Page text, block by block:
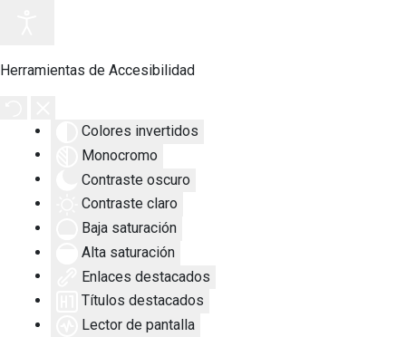
Herramientas de Accesibilidad
Colores invertidos
Monocromo
Contraste oscuro
Contraste claro
Baja saturación
Alta saturación
Enlaces destacados
Títulos destacados
Lector de pantalla